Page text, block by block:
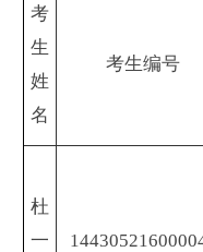
考
生
姓
名
考生编号
杜
一